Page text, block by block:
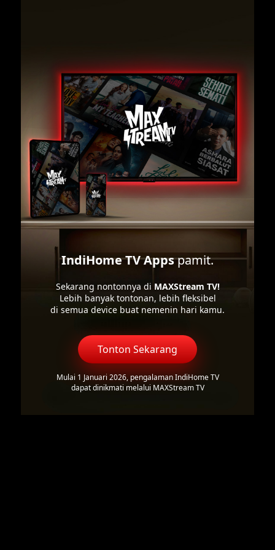
IndiHome TV Appspamit.
Sekarang nontonnya di MAXStream TV!
Lebih banyak tontonan, lebih fleksibel
di semua device buat nemenin hari kamu.
Tonton Sekarang
Mulai 1 Januari 2026, pengalaman IndiHome TV
dapat dinikmati melalui MAXStream TV